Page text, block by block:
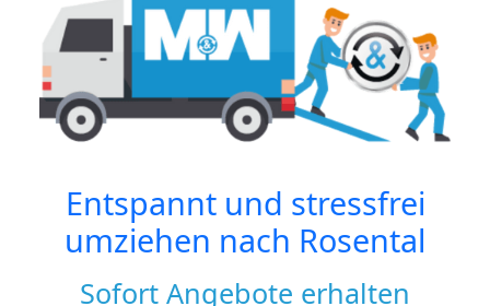
Entspannt und stressfrei
umziehen nach Rosental
Sofort Angebote erhalten